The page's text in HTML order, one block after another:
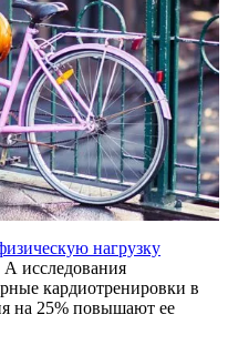
нагрузку
А исследования
кардиотренировки в
на 25% повышают ее